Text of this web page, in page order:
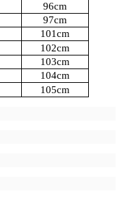
96cm
97cm
101cm
102cm
103cm
104cm
105cm